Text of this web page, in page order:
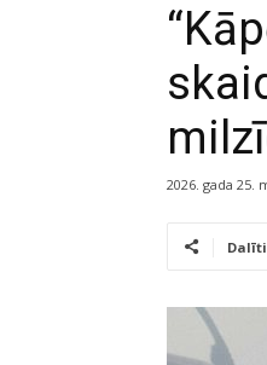
2026. gada 25.